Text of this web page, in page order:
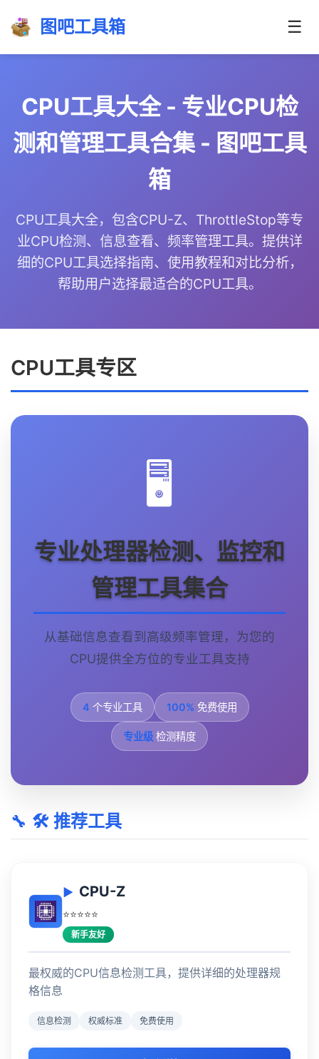
图吧工具箱 ☰
CPU工具大全 - 专业CPU检
测和管理工具合集 - 图吧工具
箱
CPU工具大全，包含CPU-Z、ThrottleStop等专
业CPU检测、信息查看、频率管理工具。提供详
细的CPU工具选择指南、使用教程和对比分析，
帮助用户选择最适合的CPU工具。
CPU工具专区
🖥️
专业处理器检测、监控和
管理工具集合
从基础信息查看到高级频率管理，为您的
CPU提供全方位的专业工具支持
4 个专业工具 100% 免费使用
专业级 检测精度
🛠️ 推荐工具
CPU-Z
⭐⭐⭐⭐⭐
新手友好
最权威的CPU信息检测工具，提供详细的处理器规
格信息
信息检测 权威标准 免费使用